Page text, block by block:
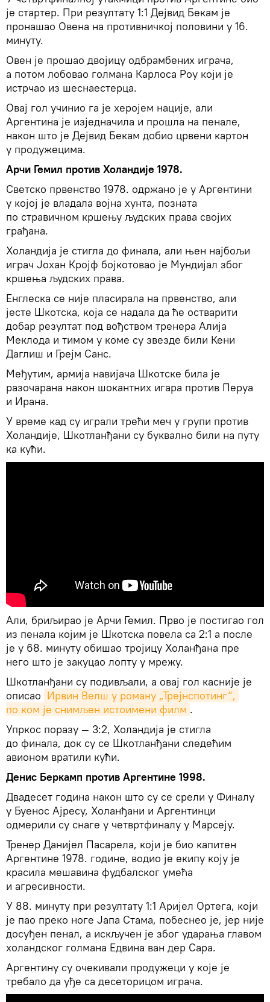
је стартер. При резултату 1:1 Дејвид Бекам је
пронашао Овена на противничкој половини у 16.
минуту.
Овен је прошао двојицу одбрамбених играча,
а потом лобовао голмана Карлоса Роу који је
истрчао из шеснаестерца.
Овај гол учинио га је херојем нације, али
Аргентина је изједначила и прошла на пенале,
након што је Дејвид Бекам добио црвени картон
у продужецима.
Арчи Гемил против Холандије 1978.
Светско првенство 1978. одржано је у Аргентини
у којој је владала војна хунта, позната
по стравичном кршењу људских права својих
грађана.
Холандија је стигла до финала, али њен најбољи
играч Јохан Кројф бојкотовао је Мундијал због
кршења људских права.
Енглеска се није пласирала на првенство, али
јесте Шкотска, која се надала да ће остварити
добар резултат под вођством тренера Алија
Меклода и тимом у коме су звезде били Кени
Даглиш и Грејм Санс.
Међутим, армија навијача Шкотске била је
разочарана након шокантних игара против Перуа
и Ирана.
У време кад су играли трећи меч у групи против
Холандије, Шкотланђани су буквално били на путу
ка кући.
Али, бриљирао је Арчи Гемил. Прво је постигао гол
из пенала којим је Шкотска повела са 2:1 а после
је у 68. минуту обишао тројицу Холанђана пре
него што је закуцао лопту у мрежу.
Шкотланђани су подивљали, а овај гол касније је
описао Ирвин Велш у роману „Трејнспотинг“,
по ком је снимљен истоимени филм .
Упркос поразу — 3:2, Холандија је стигла
до финала, док су се Шкотланђани следећим
авионом вратили кући.
Денис Беркамп против Аргентине 1998.
Двадесет година након што су се срели у Финалу
у Буенос Ајресу, Холанђани и Аргентинци
одмерили су снаге у четвртфиналу у Марсеју.
Тренер Данијел Пасарела, који је био капитен
Аргентине 1978. године, водио је екипу коју је
красила мешавина фудбалског умећа
и агресивности.
У 88. минуту при резултату 1:1 Аријел Ортега, који
је пао преко ноге Јапа Стама, побеснео је, јер није
досуђен пенал, а искључен је због ударања главом
холандског голмана Едвина ван дер Сара.
Аргентину су очекивали продужеци у које је
требало да уђе са десеторицом играча.